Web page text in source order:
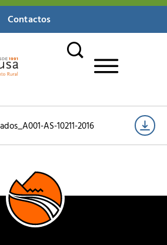
Contactos
AS-10211-2016